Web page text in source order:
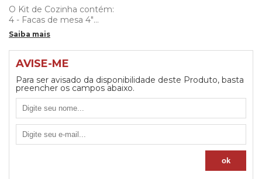
O Kit de Cozinha contém:
4 - Facas de mesa 4"
4 - Garfos de mesa
4 - Colheres de mesa
4 - Colheres para chá
1 - Faca para legumes e frutas 3"
1 - Faca para pão
1 - Faca Chef 7"
1 - Garfo trinchante
1 - Frigideira reta Ø 20cm - 1,4L
1 - Panela Ø 16cm - 1,5L
1 - Panela Ø 18cm - 2,1L
1 - Caçarola Ø 20cm - 2,9L
Saiba mais
AVISE-ME
Para ser avisado da disponibilidade deste Produto, basta
preencher os campos abaixo.